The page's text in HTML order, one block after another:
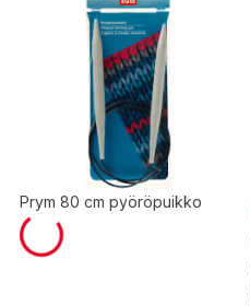
Prym 80 cm pyöröpuikko